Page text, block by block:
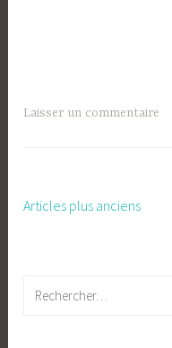
Laisser un commentaire
Navigation
Articles plus anciens